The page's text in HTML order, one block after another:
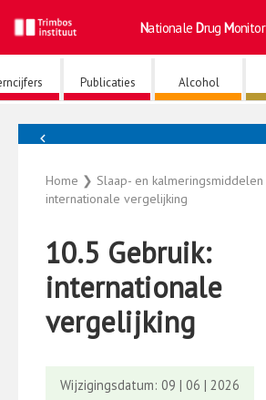
naar
de
inhoud
Nationale Drug Monitor
Publicaties Alcohol
Home ❯ Slaap- en kalmeringsmiddelen
internationale vergelijking
10.5 Gebruik:
internationale
vergelijking
Wijzigingsdatum: 09 | 06 | 2026
←